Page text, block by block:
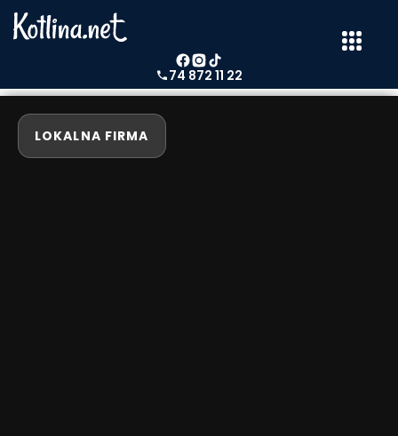
74 872 11 22
LOKALNA FIRMA